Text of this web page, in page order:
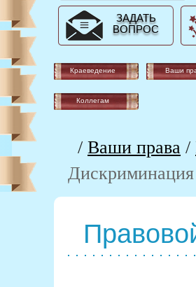
ЗАДАТЬ
ВОПРОС
Краеведение Ваши
Коллегам
/ Ваши права /
Дискриминация